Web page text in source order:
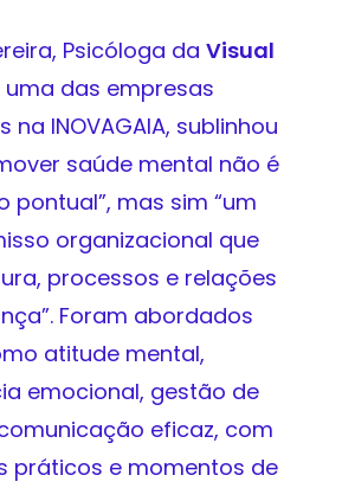
Psicóloga da Visual
uma das empresas
na INOVAGAIA, sublinhou
saúde mental não é
pontual”, mas sim “um
organizacional que
processos e relações
Foram abordados
atitude mental,
emocional, gestão de
eficaz, com
práticos e momentos de